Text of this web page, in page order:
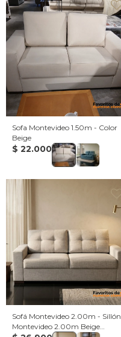
Sofa Montevideo 1.50m - Color
Beige
$ 22.000
Sofá Montevideo 2.00m - Sillón
Montevideo 2.00m Beige